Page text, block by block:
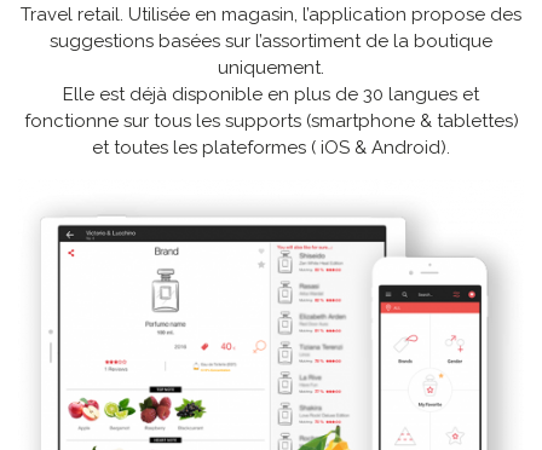
Travel retail. Utilisée en magasin, l’application propose des
suggestions basées sur l’assortiment de la boutique
uniquement.
Elle est déjà disponible en plus de 30 langues et
fonctionne sur tous les supports (smartphone & tablettes)
et toutes les plateformes ( iOS & Android).